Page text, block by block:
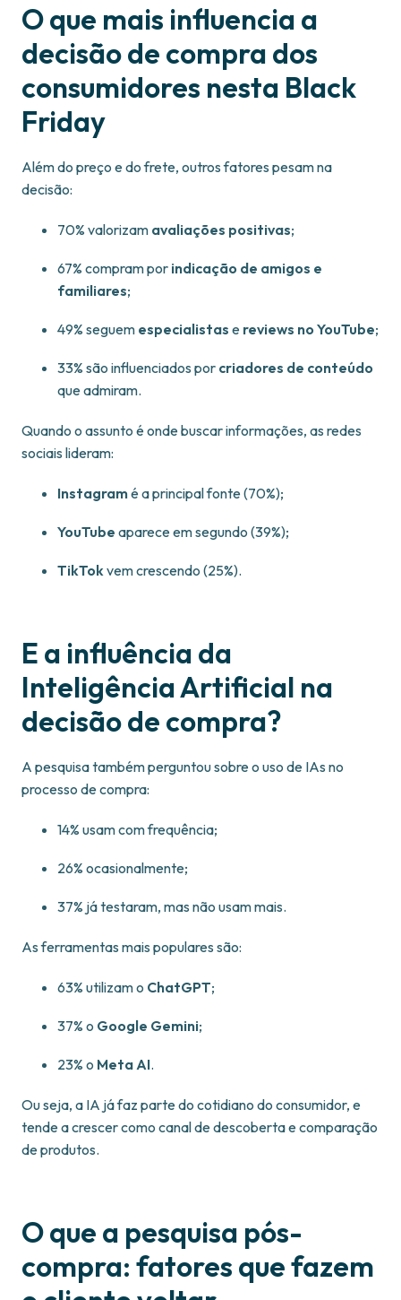
O que mais influencia a
decisão de compra dos
consumidores nesta Black
Friday
Além do preço e do frete, outros fatores pesam na
decisão:
70% valorizam avaliações positivas;
67% compram por indicação de amigos e
familiares;
49% seguem especialistas e reviews no YouTube;
33% são influenciados por criadores de conteúdo
que admiram.
Quando o assunto é onde buscar informações, as redes
sociais lideram:
Instagramé a principal fonte (70%);
YouTube aparece em segundo (39%);
TikTokvem crescendo (25%).
E a influência da
Inteligência Artificial na
decisão de compra?
A pesquisa também perguntou sobre o uso de IAs no
processo de compra:
14% usam com frequência;
26% ocasionalmente;
37% já testaram, mas não usam mais.
As ferramentas mais populares são:
63% utilizam o ChatGPT;
37% o Google Gemini;
23% o Meta AI.
Ou seja, a IA já faz parte do cotidiano do consumidor, e
tende a crescer como canal de descoberta e comparação
de produtos.
O que a pesquisa pós-
compra: fatores que fazem